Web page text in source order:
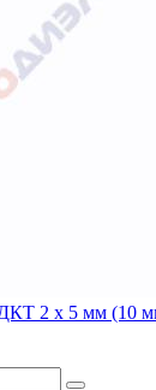
2 х 5 мм (10